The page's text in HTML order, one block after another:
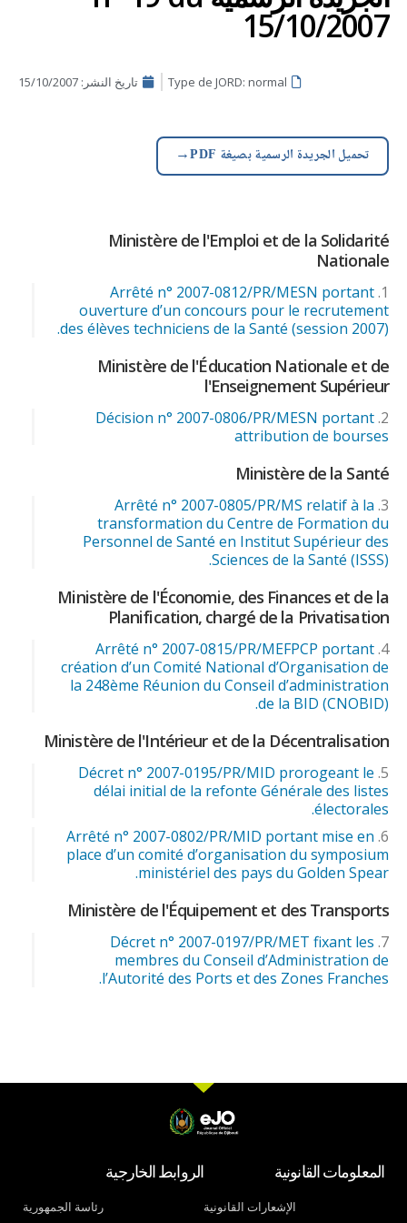
15/10/2007
Type de JORD: normal تاريخ النشر: 15/10/2007
تحميل الجريدة الرسمية بصيغة PDF →
Ministère de l'Emploi et de la Solidarité
Nationale
Arrêté n° 2007-0812/PR/MESN portant
ouverture d’un concours pour le recrutement
des élèves techniciens de la Santé (session 2007).
Ministère de l'Éducation Nationale et de
l'Enseignement Supérieur
Décision n° 2007-0806/PR/MESN portant
attribution de bourses
Ministère de la Santé
Arrêté n° 2007-0805/PR/MS relatif à la
transformation du Centre de Formation du
Personnel de Santé en Institut Supérieur des
Sciences de la Santé (ISSS).
Ministère de l'Économie, des Finances et de la
Planification, chargé de la Privatisation
Arrêté n° 2007-0815/PR/MEFPCP portant
création d’un Comité National d’Organisation de
la 248ème Réunion du Conseil d’administration
de la BID (CNOBID).
Ministère de l'Intérieur et de la Décentralisation
Décret n° 2007-0195/PR/MID prorogeant le
délai initial de la refonte Générale des listes
électorales.
Arrêté n° 2007-0802/PR/MID portant mise en
place d’un comité d’organisation du symposium
ministériel des pays du Golden Spear.
Ministère de l'Équipement et des Transports
Décret n° 2007-0197/PR/MET fixant les
membres du Conseil d’Administration de
l’Autorité des Ports et des Zones Franches.
المعلومات القانونية
الإشعارات القانونية
الروابط الخارجية
رئاسة الجمهورية